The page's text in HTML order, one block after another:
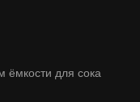
ёмкости для сока